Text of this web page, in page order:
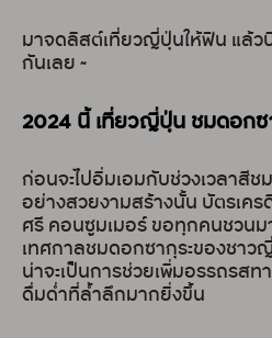
มาจดลิสต์เที่ยวญี่ปุ่นให้ฟิน แล้ว
กันเลย ~
2024 นี้ เที่ยวญี่ปุ่น ชมดอกซ
ก่อนจะไปอิ่มเอมกับช่วงเวลาสีช
อย่างสวยงามสร้างนั้น บัตรเคร
ศรี คอนซูมเมอร์ ขอทุกคนชวน
เทศกาลชมดอกซากุระของชา
น่าจะเป็นการช่วยเพิ่มอรรถรส
ดื่มด่ำที่ล้ำลึกมากยิ่งขึ้น